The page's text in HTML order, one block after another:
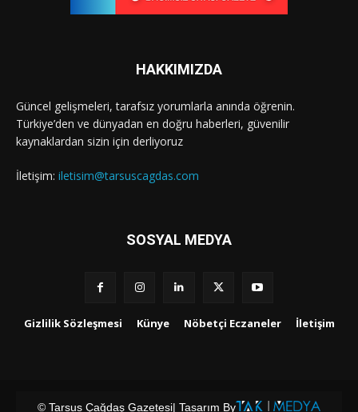
HAKKIMIZDA
Güncel gelişmeleri, tarafsız yorumlarla anında öğrenin.
Türkiye’den ve dünyadan en doğru haberleri, güvenilir
kaynaklardan sizin için derliyoruz
İletişim: iletisim@tarsuscagdas.com
SOSYAL MEDYA
Gizlilik Sözleşmesi Künye Nöbetçi Eczaneler İletişim
© Tarsus Çağdaş Gazetesi| Tasarım By